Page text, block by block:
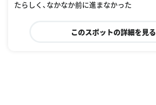
たらしく、なかなか前に進まなかった
このスポットの詳細を見る